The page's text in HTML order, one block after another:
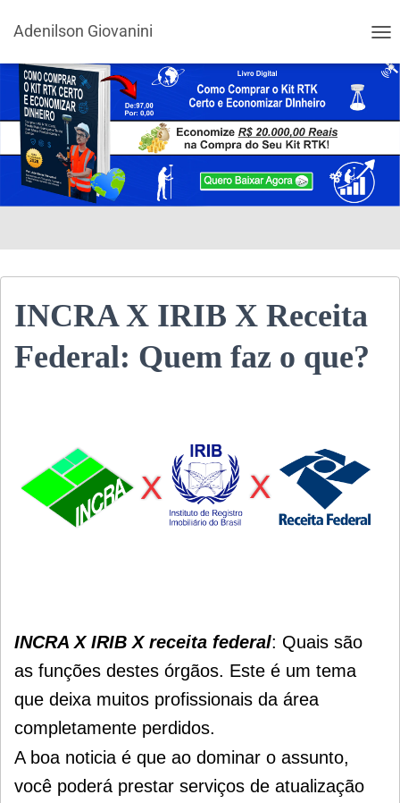
Adenilson Giovanini
INCRA X IRIB X Receita
Federal: Quem faz o que?
INCRA X IRIB X receita federal: Quais são
as funções destes órgãos. Este é um tema
que deixa muitos profissionais da área
completamente perdidos.
A boa noticia é que ao dominar o assunto,
você poderá prestar serviços de atualização